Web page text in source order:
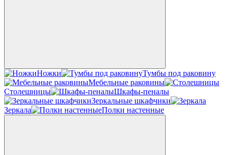
Ножки
Тумбы под раковину
Мебельные раковины
Столешницы
Шкафы-пеналы
Зеркальные шкафчики
Зеркала
Полки настенные